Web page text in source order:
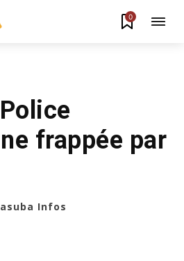
0
frappée par
Infos